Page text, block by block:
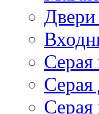
Двери
Серая
Серая
Серая